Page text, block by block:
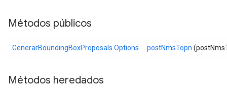
Métodos públicos
GenerarBoundingBoxProposals.Options postNmsTopn
Métodos heredados